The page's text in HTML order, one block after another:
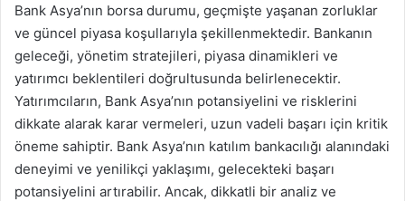
Bank Asya’nın borsa durumu, geçmişte yaşanan zorluklar
ve güncel piyasa koşullarıyla şekillenmektedir. Bankanın
geleceği, yönetim stratejileri, piyasa dinamikleri ve
yatırımcı beklentileri doğrultusunda belirlenecektir.
Yatırımcıların, Bank Asya’nın potansiyelini ve risklerini
dikkate alarak karar vermeleri, uzun vadeli başarı için kritik
öneme sahiptir. Bank Asya’nın katılım bankacılığı alanındaki
deneyimi ve yenilikçi yaklaşımı, gelecekteki başarı
potansiyelini artırabilir. Ancak, dikkatli bir analiz ve